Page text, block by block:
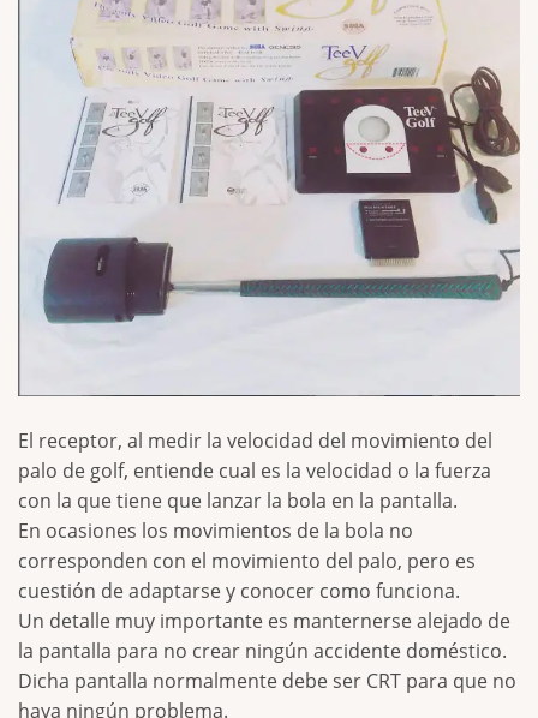
El receptor, al medir la velocidad del movimiento del
palo de golf, entiende cual es la velocidad o la fuerza
con la que tiene que lanzar la bola en la pantalla.
En ocasiones los movimientos de la bola no
corresponden con el movimiento del palo, pero es
cuestión de adaptarse y conocer como funciona.
Un detalle muy importante es manternerse alejado de
la pantalla para no crear ningún accidente doméstico.
Dicha pantalla normalmente debe ser CRT para que no
haya ningún problema.